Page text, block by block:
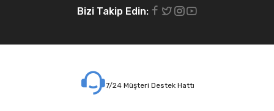
Bizi Takip Edin:
7/24 Müşteri Destek Hattı